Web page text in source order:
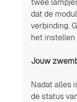
twee
dat de
verbinding.
het
Jouw
Nadat alles
de status